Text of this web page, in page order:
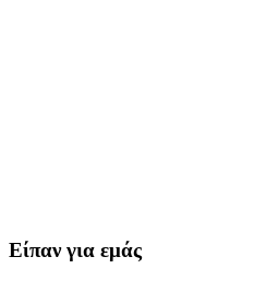
Είπαν για εμάς